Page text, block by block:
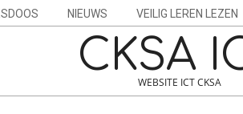
NIEUWS VEILIG LEREN LEZEN
CKSA
WEBSITE ICT CKSA